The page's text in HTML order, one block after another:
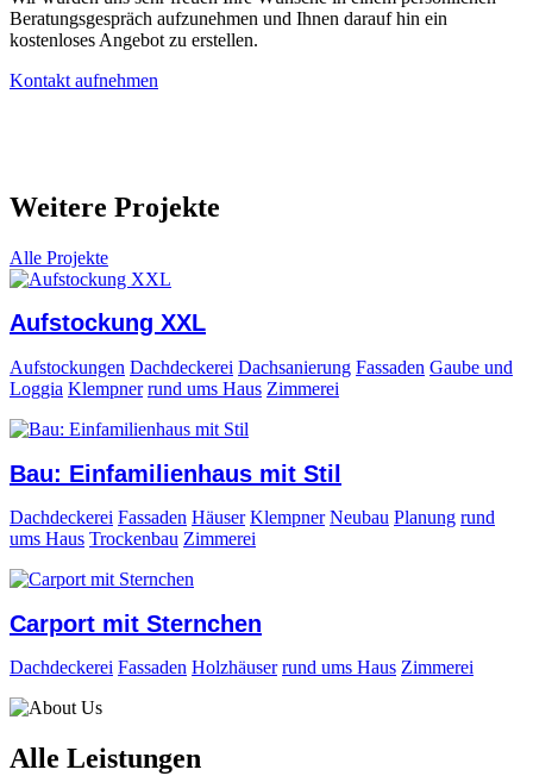
Beratungsgespräch aufzunehmen und Ihnen darauf hin ein
kostenloses Angebot zu erstellen.
Kontakt aufnehmen
Weitere Projekte
Alle Projekte
Aufstockung XXL
Aufstockungen Dachdeckerei Dachsanierung Fassaden Gaube und
Loggia Klempner rund ums Haus Zimmerei
Bau: Einfamilienhaus mit Stil
Dachdeckerei Fassaden Häuser Klempner Neubau Planung rund
ums Haus Trockenbau Zimmerei
Carport mit Sternchen
Dachdeckerei Fassaden Holzhäuser rund ums Haus Zimmerei
Alle Leistungen